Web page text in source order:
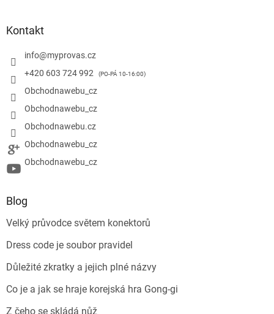
Kontakt
info@myprovas.cz
+420 603 724 992
Obchodnawebu_cz
Obchodnawebu_cz
Obchodnawebu.cz
Obchodnawebu_cz
Obchodnawebu_cz
Blog
Velký průvodce světem konektorů
Dress code je soubor pravidel
Důležité zkratky a jejich plné názvy
Co je a jak se hraje korejská hra Gong-gi
Z čeho se skládá nůž